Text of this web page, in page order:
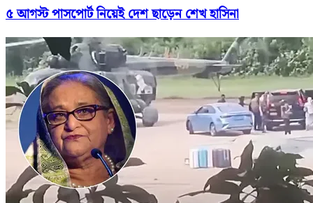
৫ আগস্ট পাসপোর্ট নিয়েই দেশ ছাড়েন শেখ হাসিনা